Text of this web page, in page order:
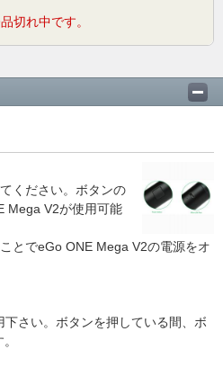
切れ中です。
ください。ボタンの
Mega V2が使用可能
とでeGo ONE Mega V2の電源をオ
さい。ボタンを押している間、ボ